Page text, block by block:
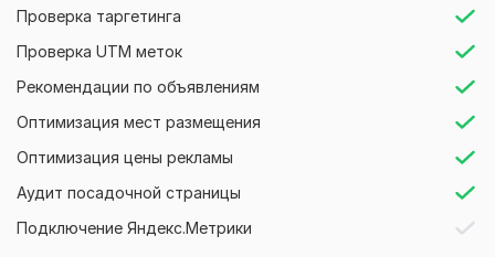
Проверка таргетинга
Проверка UTM меток
Рекомендации по объявлениям
Оптимизация мест размещения
Оптимизация цены рекламы
Аудит посадочной страницы
Подключение Яндекс.Метрики
повышения эффективности рекламы
Аудит подойдёт, если у вас уже запущена реклама, но